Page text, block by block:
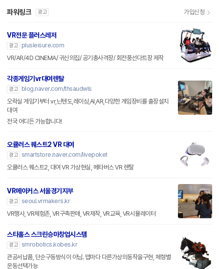
파워링크 광고 가입신청
VR전문 플러스레저
광고
plusleisure.com
VR/AR/4D CINEMA/ 귀신의집/ 공기총사격장/ 회전풍선다트장 제작
각종게임기vr대여렌탈
광고
blog.naver.com/thsaudwls
오락실 게임기부터 vr,닌텐도,레이싱,AI,AR,다양한 게임장비를 출장설치
대여
전국 어디든 가능합니다!
오큘러스 퀘스트2 VR 대여
광고 smartstore.naver.com/livepoket
오큘러스 퀘스트2, 대여 VR 가상현실, 메타버스 VR 렌탈
VR메이커스 서울경기지부
광고 seoul.vrmakers.kr
VR행사, VR체험존, VR구축판매, VR제작, VR교육, VR시뮬레이터
스타홀스 스크린승마창업시스템
광고 smrobotics.kobes.kr
관공서납품, 단순구동방식이 아님. 맵마다 다른가상의동작을구현, 체형별
운동선택가능